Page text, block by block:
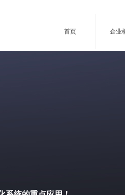
首页 企业